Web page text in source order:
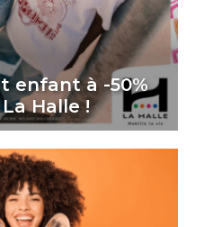
enfant à -50%
Halle !